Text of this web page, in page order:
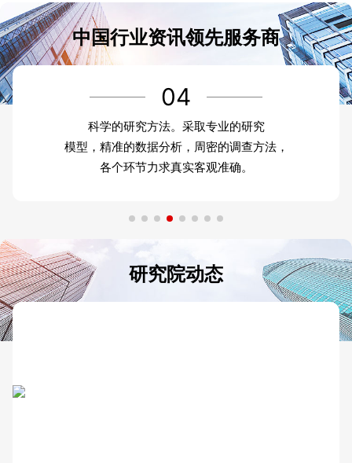
中国行业资讯领先服务商
04
科学的研究方法。采取专业的研究
模型，精准的数据分析，周密的调查方法，
各个环节力求真实客观准确。
研究院动态